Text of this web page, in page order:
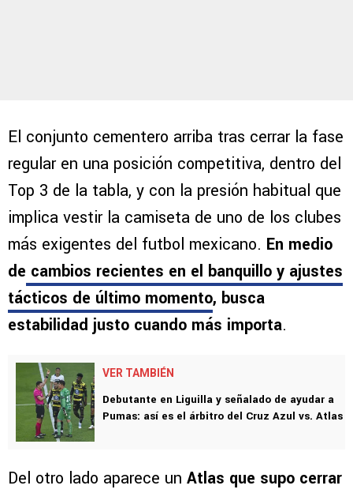
El conjunto cementero arriba tras cerrar la fase
regular en una posición competitiva, dentro del
Top 3 de la tabla, y con la presión habitual que
implica vestir la camiseta de uno de los clubes
más exigentes del futbol mexicano. En medio
de cambios recientes en el banquillo y ajustes
tácticos de último momento, busca
estabilidad justo cuando más importa.
VER TAMBIÉN
Debutante en Liguilla y señalado de ayudar a
Pumas: así es el árbitro del Cruz Azul vs. Atlas
Del otro lado aparece un Atlas que supo cerrar